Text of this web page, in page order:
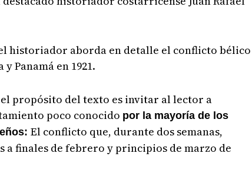
historiador aborda en detalle el conflicto bélico
Panamá en 1921.
propósito del texto es invitar al lector a
poco conocido por la mayoría de los
El conflicto que, durante dos semanas,
a finales de febrero y principios de marzo de